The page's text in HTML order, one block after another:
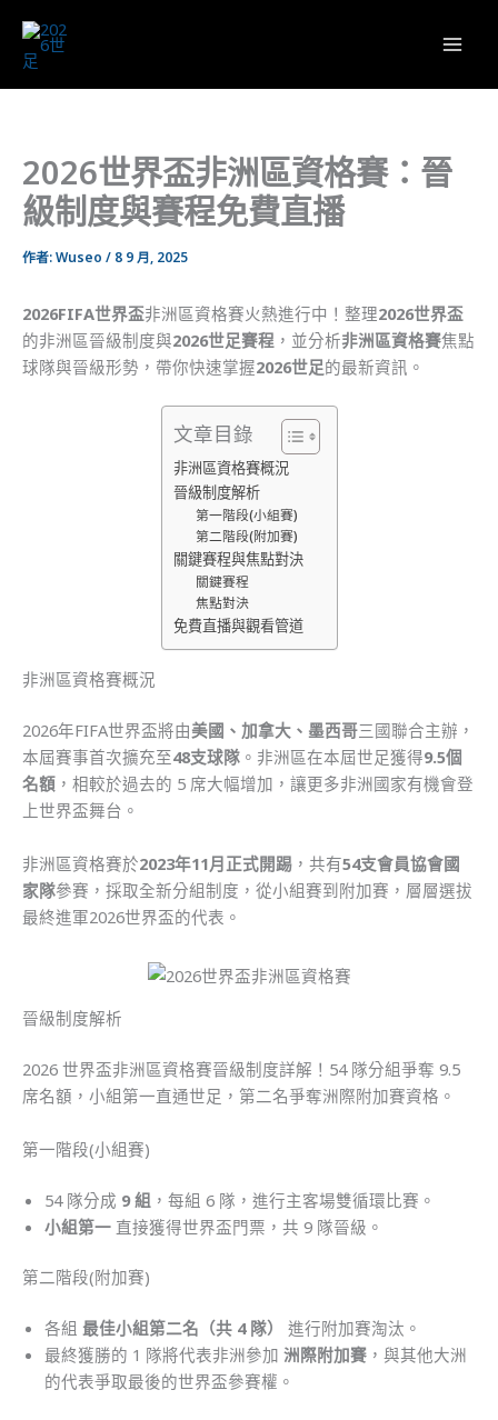
要
2026世界盃非洲區資格賽：晉
級制度與賽程免費直播
作者:Wuseo / 8 9 月, 2025
2026FIFA世界盃非洲區資格賽火熱進行中！整理2026世界盃
的非洲區晉級制度與2026世足賽程 ，並分析非洲區資格賽焦點
球隊與晉級形勢，帶你快速掌握2026世足的最新資訊。
文章目錄
非洲區資格賽概況
晉級制度解析
第一階段(小組賽)
第二階段(附加賽)
關鍵賽程與焦點對決
關鍵賽程
焦點對決
免費直播與觀看管道
非洲區資格賽概況
2026年FIFA世界盃將由美國、加拿大、墨西哥三國聯合主辦，
本屆賽事首次擴充至48支球隊 。非洲區在本屆世足獲得9.5個
名額 ，相較於過去的 5 席大幅增加，讓更多非洲國家有機會登
上世界盃舞台。
非洲區資格賽於2023年11月正式開踢 ，共有54支會員協會國
家隊參賽，採取全新分組制度，從小組賽到附加賽，層層選拔
最終進軍2026世界盃的代表。
晉級制度解析
2026 世界盃非洲區資格賽晉級制度詳解！54 隊分組爭奪 9.5
席名額，小組第一直通世足，第二名爭奪洲際附加賽資格。
第一階段(小組賽)
54 隊分成 9 組 ，每組 6 隊，進行主客場雙循環比賽。
小組第一 直接獲得世界盃門票，共 9 隊晉級。
第二階段(附加賽)
各組 最佳小組第二名（共 4 隊）
進行附加賽淘汰。
最終獲勝的 1 隊將代表非洲參加 洲際附加賽 ，與其他大洲
的代表爭取最後的世界盃參賽權。